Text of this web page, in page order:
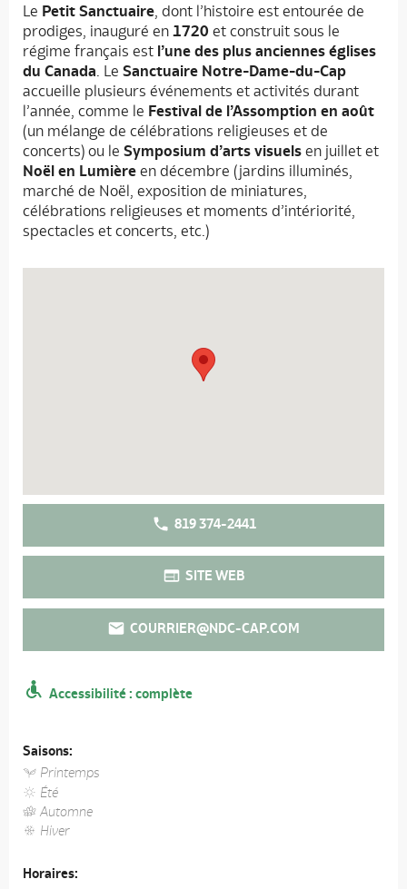
Le Petit Sanctuaire , dont l’histoire est entourée de
prodiges, inauguré en 1720 et construit sous le
régime français est l’une des plus anciennes églises
du Canada . Le Sanctuaire Notre-Dame-du-Cap
accueille plusieurs événements et activités durant
l’année, comme le Festival de l’Assomption en août
(un mélange de célébrations religieuses et de
concerts) ou le Symposium d’arts visuels en juillet et
Noël en Lumière en décembre (jardins illuminés,
marché de Noël, exposition de miniatures,
célébrations religieuses et moments d’intériorité,
spectacles et concerts, etc.)
819 374-2441
SITE WEB
COURRIER@NDC-CAP.COM
Accessibilité : complète
Saisons:
Printemps
Été
Automne
Hiver
Horaires: